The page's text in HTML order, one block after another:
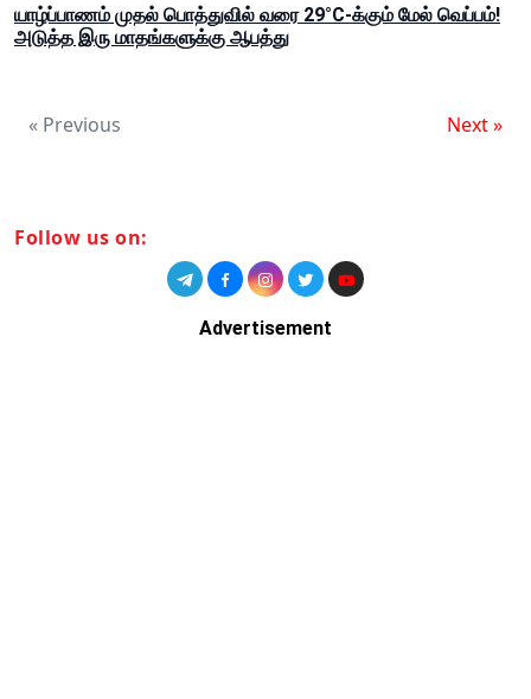
யாழ்ப்பாணம் முதல் பொத்துவில் வரை 29°C-க்கும் மேல் வெப்பம்!
அடுத்த இரு மாதங்களுக்கு ஆபத்து
« Previous Next »
Follow us on:
Advertisement